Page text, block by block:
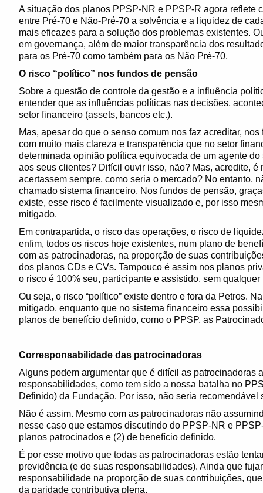
A situação dos planos PPSP-NR e PPSP-R agora reflete
entre Pré-70 e Não-Pré-70 a solvência e a liquidez de
mais eficazes para a solução dos problemas existentes.
em governança, além de maior transparência dos
para os Pré-70 como também para os Não Pré-70.
O risco “político” nos fundos de pensão
Sobre a questão de controle da gestão e a influência
entender que as influências políticas nas decisões,
setor financeiro (assets, bancos etc.).
Mas, apesar do que o senso comum nos faz acreditar,
com muito mais clareza e transparência que no setor
determinada opinião política equivocada de um agente
aos seus clientes? Difícil ouvir isso, não? Mas, acredite, é
acertassem sempre, como seria o mercado? No entanto,
chamado sistema financeiro. Nos fundos de pensão,
existe, esse risco é facilmente visualizado e, por isso
mitigado.
Em contrapartida, o risco das operações, o risco de
enfim, todos os riscos hoje existentes, num plano de
com as patrocinadoras, na proporção de suas
dos planos CDs e CVs. Tampouco é assim nos planos
o risco é 100% seu, participante e assistido, sem qualquer
Ou seja, o risco “político” existe dentro e fora da Petros.
mitigado, enquanto que no sistema financeiro essa
planos de benefício definido, como o PPSP, as
Corresponsabilidade das patrocinadoras
Alguns podem argumentar que é difícil as patrocinadoras
responsabilidades, como tem sido a nossa batalha no
Definido) da Fundação. Por isso, não seria recomendável
Não é assim. Mesmo com as patrocinadoras não
nesse caso que estamos discutindo do PPSP-NR e
planos patrocinados e (2) de benefício definido.
É por esse motivo que todas as patrocinadoras estão
previdência (e de suas responsabilidades). Ainda que
responsabilidade na proporção de suas contribuições,
da paridade contributiva plena.